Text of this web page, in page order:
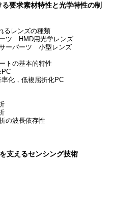
要求素材特性と光学特性の制
るレンズの種類
ツ HMD用光学レンズ
ーパーツ 小型レンズ
トの基本的特性
化，低複屈折化PC
の波長依存性
支えるセンシング技術